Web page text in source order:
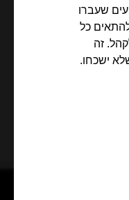
שעברו
כל
זה
ישכחו.